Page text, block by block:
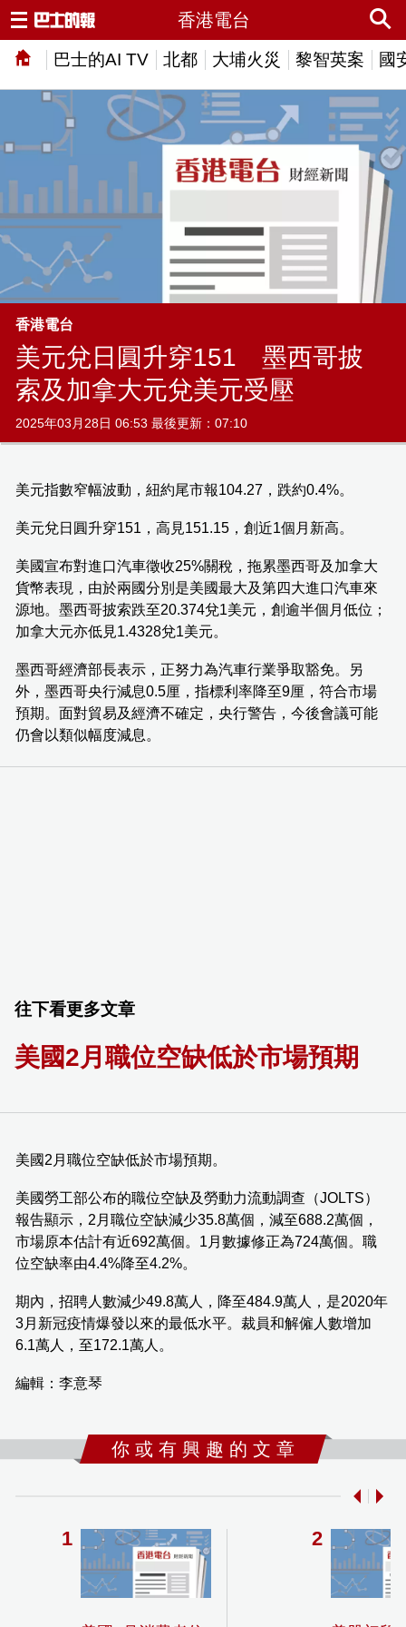
巴士的AI TV 北都 大埔火災 黎智英案 國
香港電台
香港電台
美元兌日圓升穿151 墨西哥披
索及加拿大元兌美元受壓
2025年03月28日 06:53 最後更新：07:10
美元指數窄幅波動，紐約尾市報104.27，跌約0.4%。
美元兌日圓升穿151，高見151.15，創近1個月新高。
美國宣布對進口汽車徵收25%關稅，拖累墨西哥及加拿大
貨幣表現，由於兩國分別是美國最大及第四大進口汽車來
源地。墨西哥披索跌至20.374兌1美元，創逾半個月低位；
加拿大元亦低見1.4328兌1美元。
墨西哥經濟部長表示，正努力為汽車行業爭取豁免。另
外，墨西哥央行減息0.5厘，指標利率降至9厘，符合市場
預期。面對貿易及經濟不確定，央行警告，今後會議可能
仍會以類似幅度減息。
往下看更多文章
美國2月職位空缺低於市場預期
美國2月職位空缺低於市場預期。
美國勞工部公布的職位空缺及勞動力流動調查（JOLTS）
報告顯示，2月職位空缺減少35.8萬個，減至688.2萬個，
市場原本估計有近692萬個。1月數據修正為724萬個。職
位空缺率由4.4%降至4.2%。
期內，招聘人數減少49.8萬人，降至484.9萬人，是2020年
3月新冠疫情爆發以來的最低水平。裁員和解僱人數增加
6.1萬人，至172.1萬人。
編輯：李意琴
你 或 有 興 趣 的 文 章